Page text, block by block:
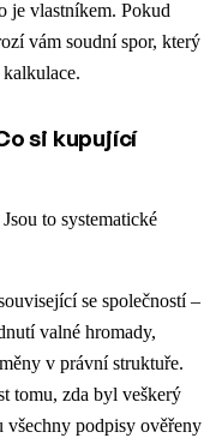
je vlastníkem. Pokud
vám soudní spor, který
si kupující
to systematické
se společností –
valné hromady,
v právní struktuře.
tomu, zda byl veškerý
všechny podpisy ověřeny